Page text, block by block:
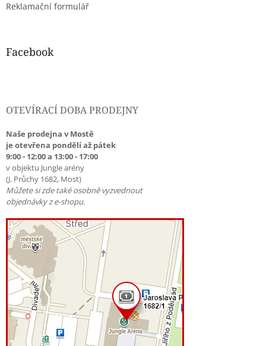
Reklamační formulář
Facebook
OTEVÍRACÍ DOBA PRODEJNY
Naše prodejna v Mostě
je otevřena pondělí až pátek
9:00 - 12:00 a 13:00 - 17:00
v objektu Jungle arény
(J. Průchy 1682, Most)
Můžete si zde také osobně vyzvednout
objednávky z e-shopu.